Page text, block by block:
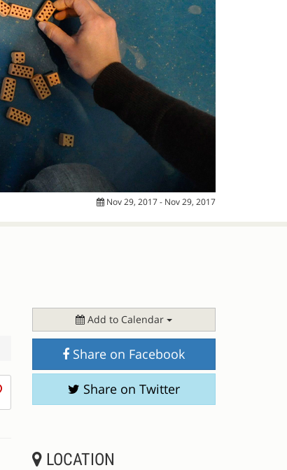
Nov 29, 2017 - Nov 29, 2017
I
don't
session
Add to Calendar
Share on Facebook
Share on Twitter
LOCATION